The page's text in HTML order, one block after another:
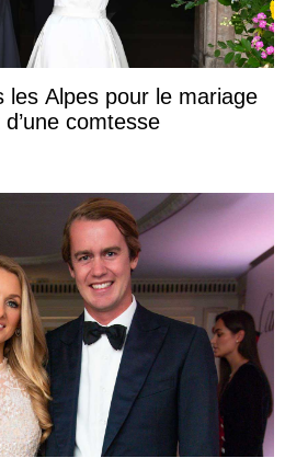
les Alpes pour le mariage
comtesse